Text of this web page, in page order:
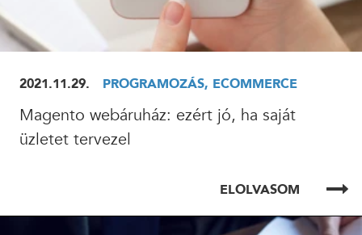
2021.11.29. PROGRAMOZÁS, ECOMMERCE
Magento webáruház: ezért jó, ha saját
üzletet tervezel
ELOLVASOM